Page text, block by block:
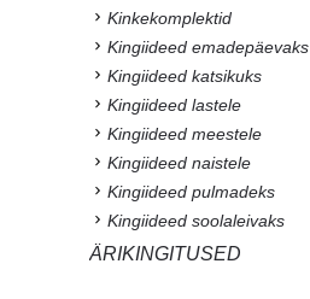
Kinkekomplektid
Kingiideed emadepäevaks
Kingiideed katsikuks
Kingiideed lastele
Kingiideed meestele
Kingiideed naistele
Kingiideed pulmadeks
Kingiideed soolaleivaks
ÄRIKINGITUSED